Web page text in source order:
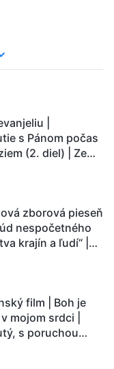
|
s Pánom počas
(2. diel) | Zem
sa začína
čas. Našli ste
ako prežiť?
zborová pieseň
nespočetného
krajín a ľudí“ |
film | Boh je
mojom srdci |
s poruchou